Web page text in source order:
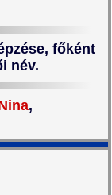
főként
név.
,